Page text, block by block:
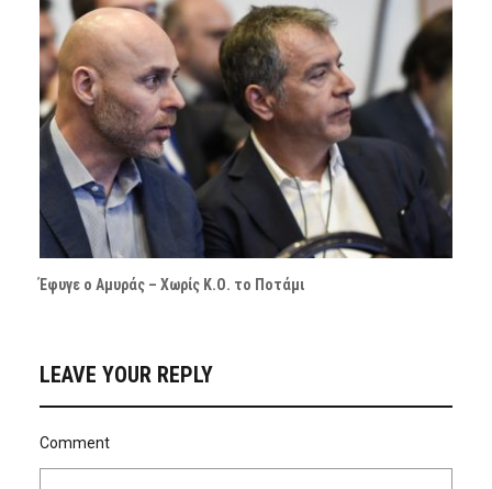
Έφυγε ο Αμυράς – Χωρίς Κ.Ο. το Ποτάμι
LEAVE YOUR REPLY
Comment